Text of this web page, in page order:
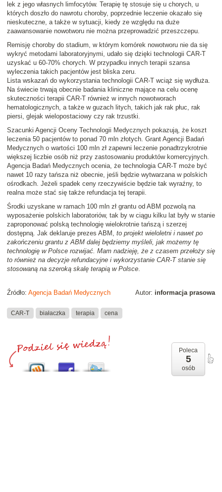
lek z jego własnych limfocytów. Terapię tę stosuje się u chorych, u
których doszło do nawrotu choroby, poprzednie leczenie okazało się
nieskuteczne, a także w sytuacji, kiedy ze względu na duże
zaawansowanie nowotworu nie można przeprowadzić przeszczepu.
Remisję choroby do stadium, w którym komórek nowotworu nie da się
wykryć metodami laboratoryjnymi, udało się dzięki technologii CAR-T
uzyskać u 60-70% chorych. W przypadku innych terapii szansa
wyleczenia takich pacjentów jest bliska zeru.
Lista wskazań do wykorzystania technologii CAR-T wciąż się wydłuża.
Na świecie trwają obecnie badania kliniczne mające na celu ocenę
skuteczności terapii CAR-T również w innych nowotworach
hematologicznych, a także w guzach litych, takich jak rak płuc, rak
piersi, glejak wielopostaciowy czy rak trzustki.
Szacunki Agencji Oceny Technologii Medycznych pokazują, że koszt
leczenia 50 pacjentów to ponad 70 mln złotych. Grant Agencji Badań
Medycznych o wartości 100 mln zł zapewni leczenie ponadtrzykrotnie
większej liczbie osób niż przy zastosowaniu produktów komercyjnych.
Agencja Badań Medycznych ocenia, że technologia CAR-T może być
nawet 10 razy tańsza niż obecnie, jeśli będzie wytwarzana w polskich
ośrodkach. Jeżeli spadek ceny rzeczywiście będzie tak wyraźny, to
realna może stać się także refundacja tej terapii.
Środki uzyskane w ramach 100 mln zł grantu od ABM pozwolą na
wyposażenie polskich laboratoriów, tak by w ciągu kilku lat były w stanie
zaproponować polską technologię wielokrotnie tańszą i szerzej
dostępną. Jak deklaruje prezes ABM, to projekt wieloletni i nawet po
zakończeniu grantu z ABM dalej będziemy myśleli, jak możemy tę
technologię w Polsce rozwijać. Mam nadzieję, że z czasem przełoży się
to również na decyzje refundacyjne i wykorzystanie CAR-T stanie się
stosowaną na szeroką skalę terapią w Polsce.
Autor: informacja prasowa
Źródło: Agencja Badań Medycznych
CAR-T białaczka terapia cena
Poleca
5
osób